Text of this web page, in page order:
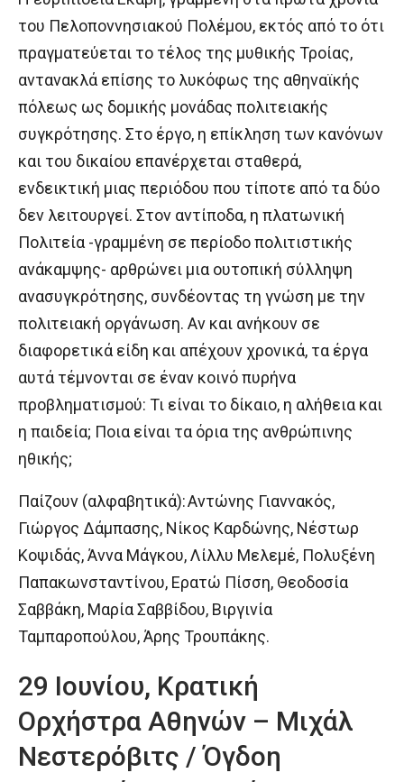
του Πελοποννησιακού Πολέμου, εκτός από το ότι
πραγματεύεται το τέλος της μυθικής Τροίας,
αντανακλά επίσης το λυκόφως της αθηναϊκής
πόλεως ως δομικής μονάδας πολιτειακής
συγκρότησης. Στο έργο, η επίκληση των κανόνων
και του δικαίου επανέρχεται σταθερά,
ενδεικτική μιας περιόδου που τίποτε από τα δύο
δεν λειτουργεί. Στον αντίποδα, η πλατωνική
Πολιτεία -γραμμένη σε περίοδο πολιτιστικής
ανάκαμψης- αρθρώνει μια ουτοπική σύλληψη
ανασυγκρότησης, συνδέοντας τη γνώση με την
πολιτειακή οργάνωση. Αν και ανήκουν σε
διαφορετικά είδη και απέχουν χρονικά, τα έργα
αυτά τέμνονται σε έναν κοινό πυρήνα
προβληματισμού: Τι είναι το δίκαιο, η αλήθεια και
η παιδεία; Ποια είναι τα όρια της ανθρώπινης
ηθικής;
Παίζουν (αλφαβητικά): Αντώνης Γιαννακός,
Γιώργος Δάμπασης, Νίκος Καρδώνης, Νέστωρ
Κοψιδάς, Άννα Μάγκου, Λίλλυ Μελεμέ, Πολυξένη
Παπακωνσταντίνου, Ερατώ Πίσση, Θεοδοσία
Σαββάκη, Μαρία Σαββίδου, Βιργινία
Ταμπαροπούλου, Άρης Τρουπάκης.
29 Ιουνίου, Κρατική
Ορχήστρα Αθηνών – Μιχάλ
Νεστερόβιτς / Όγδοη